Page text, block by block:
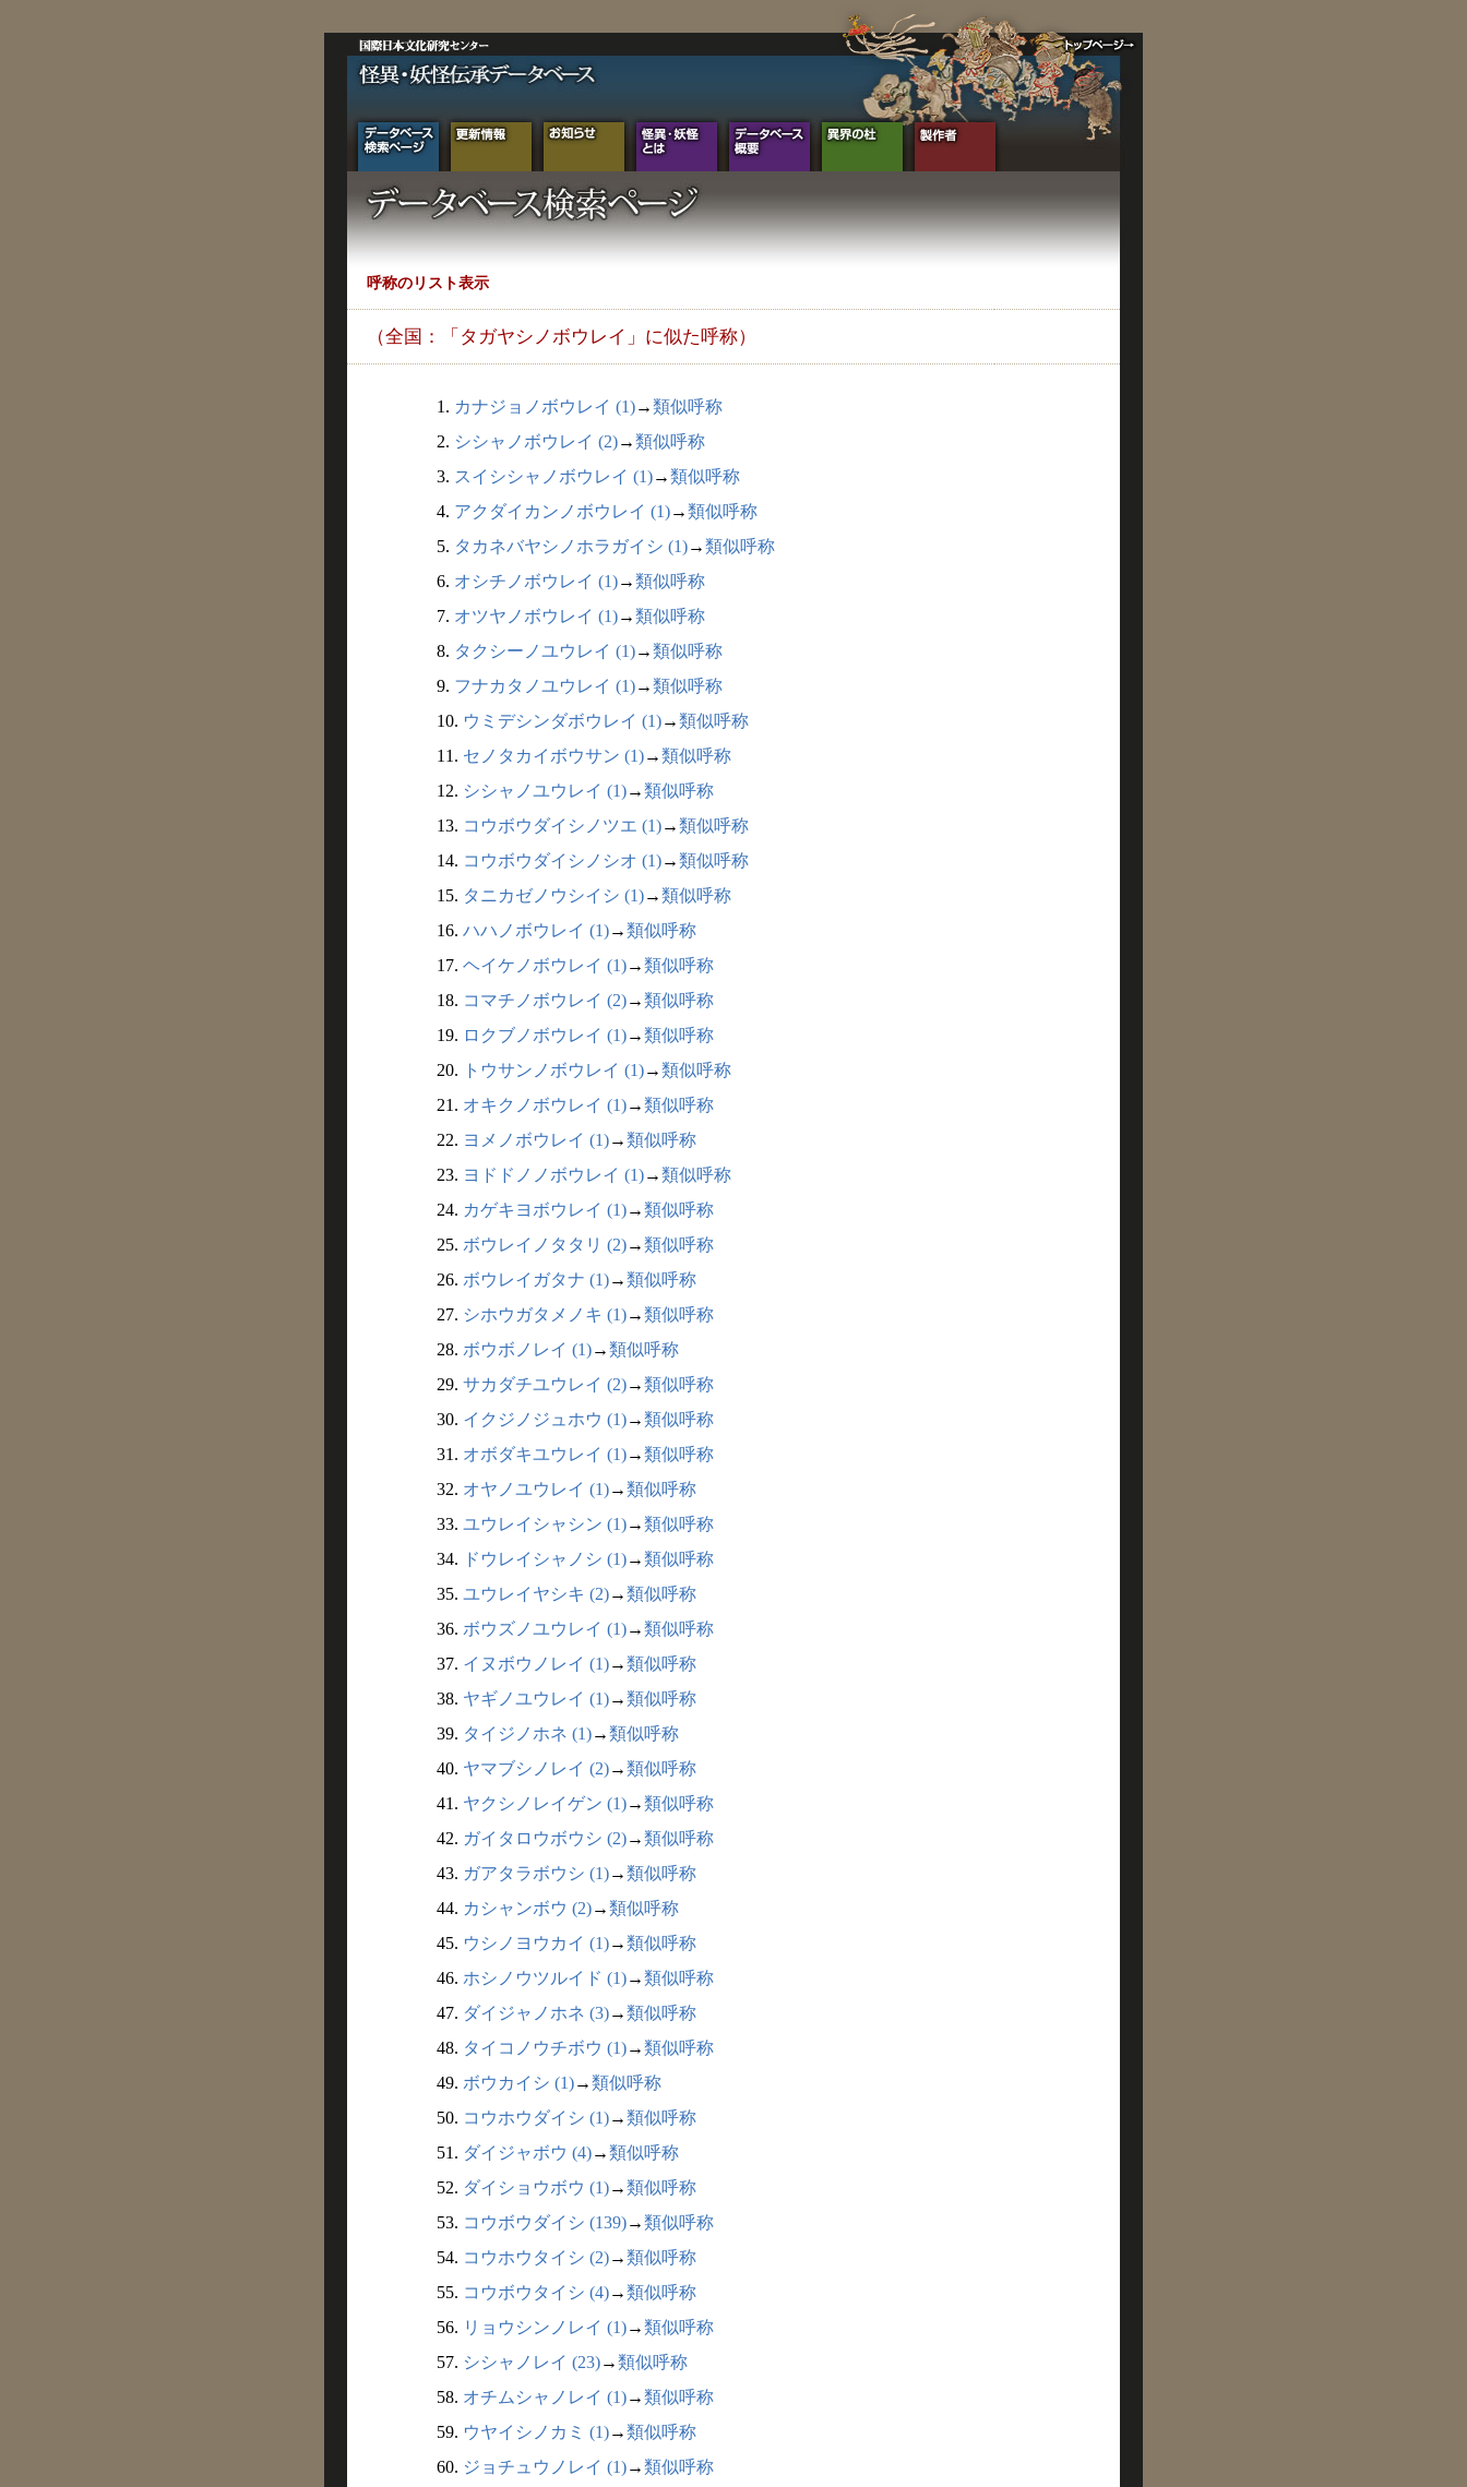
呼称のリスト表示
（全国：「タガヤシノボウレイ」に似た呼称）
1. カナジョノボウレイ (1)→類似呼称
2. シシャノボウレイ (2)→類似呼称
3. スイシシャノボウレイ (1)→類似呼称
4. アクダイカンノボウレイ (1)→類似呼称
5. タカネバヤシノホラガイシ (1)→類似呼称
6. オシチノボウレイ (1)→類似呼称
7. オツヤノボウレイ (1)→類似呼称
8. タクシーノユウレイ (1)→類似呼称
9. フナカタノユウレイ (1)→類似呼称
10. ウミデシンダボウレイ (1)→類似呼称
11. セノタカイボウサン (1)→類似呼称
12. シシャノユウレイ (1)→類似呼称
13. コウボウダイシノツエ (1)→類似呼称
14. コウボウダイシノシオ (1)→類似呼称
15. タニカゼノウシイシ (1)→類似呼称
16. ハハノボウレイ (1)→類似呼称
17. ヘイケノボウレイ (1)→類似呼称
18. コマチノボウレイ (2)→類似呼称
19. ロクブノボウレイ (1)→類似呼称
20.
トウサンノボウレイ (1)→類似呼称
21. オキクノボウレイ (1)→類似呼称
22. ヨメノボウレイ (1)→類似呼称
23. ヨドドノノボウレイ (1)→類似呼称
24. カゲキヨボウレイ (1)→類似呼称
25. ボウレイノタタリ (2)→類似呼称
26. ボウレイガタナ (1)→類似呼称
27. シホウガタメノキ (1)→類似呼称
28. ボウボノレイ (1)→類似呼称
29. サカダチユウレイ (2)→類似呼称
30. イクジノジュホウ (1)→類似呼称
31. オボダキユウレイ (1)→類似呼称
32. オヤノユウレイ (1)→類似呼称
33. ユウレイシャシン (1)→類似呼称
34. ドウレイシャノシ (1)→類似呼称
35. ユウレイヤシキ (2)→類似呼称
36. ボウズノユウレイ (1)→類似呼称
37. イヌボウノレイ (1)→類似呼称
38. ヤギノユウレイ (1)→類似呼称
39. タイジノホネ (1)→類似呼称
40. ヤマブシノレイ (2)→類似呼称
41. ヤクシノレイゲン (1)→類似呼称
42. ガイタロウボウシ (2)→類似呼称
43. ガアタラボウシ (1)→類似呼称
44. カシャンボウ (2)→類似呼称
45. ウシノヨウカイ (1)→類似呼称
46. ホシノウツルイド (1)→類似呼称
47. ダイジャノホネ (3)→類似呼称
48. タイコノウチボウ (1)→類似呼称
49. ボウカイシ (1)→類似呼称
50. コウホウダイシ (1)→類似呼称
51. ダイジャボウ (4)→類似呼称
52. ダイショウボウ (1)→類似呼称
53. コウボウダイシ (139)→類似呼称
54. コウホウタイシ (2)→類似呼称
55. コウボウタイシ (4)→類似呼称
56. リョウシンノレイ (1)→類似呼称
57. シシャノレイ (23)→類似呼称
58. オチムシャノレイ (1)→類似呼称
59. ウヤイシノカミ (1)→類似呼称
60. ジョチュウノレイ (1)→類似呼称